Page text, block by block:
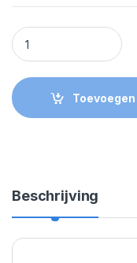
Paw Patrol T-shirt
Beschrijving